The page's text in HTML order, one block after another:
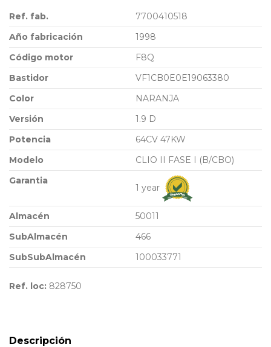
Ref. fab.
7700410518
Año fabricación
1998
Código motor
F8Q
Bastidor
VF1CB0E0E19063380
Color
NARANJA
Versión
1.9 D
Potencia
64CV 47KW
Modelo
CLIO II FASE I (B/CBO)
Garantia
1 year
Almacén
50011
SubAlmacén
466
SubSubAlmacén
100033771
Ref. loc: 828750
Descripción